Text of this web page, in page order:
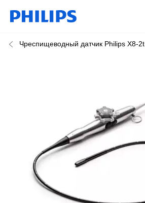
Чреспищеводный датчик Philips X8-2t